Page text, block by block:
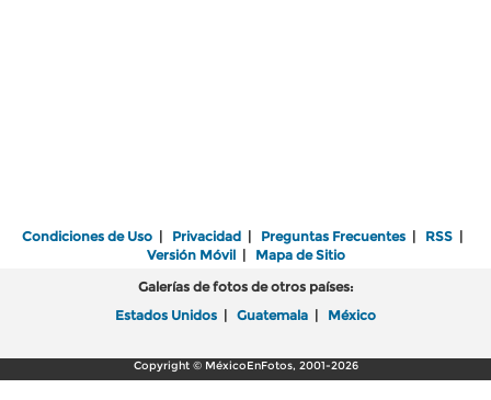
Condiciones de Uso | Privacidad | Preguntas Frecuentes | RSS |
Versión Móvil| Mapa de Sitio
Galerías de fotos de otros países:
Estados Unidos | Guatemala | México
Copyright © MéxicoEnFotos, 2001-2026